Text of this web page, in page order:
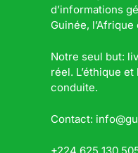
d’informations
Guinée,
Notre seul but:
réel. L’éthique
conduite.
Contact: